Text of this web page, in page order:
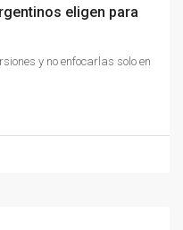
eligen para
y no enfocarlas solo en